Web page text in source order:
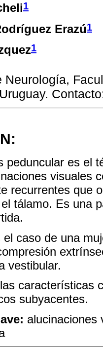
1
Erazú1
1
Neurología,
peduncular es el
visuales
recurrentes que
tálamo. Es una
el caso de una
vestibular.
características
subyacentes.
alucinaciones